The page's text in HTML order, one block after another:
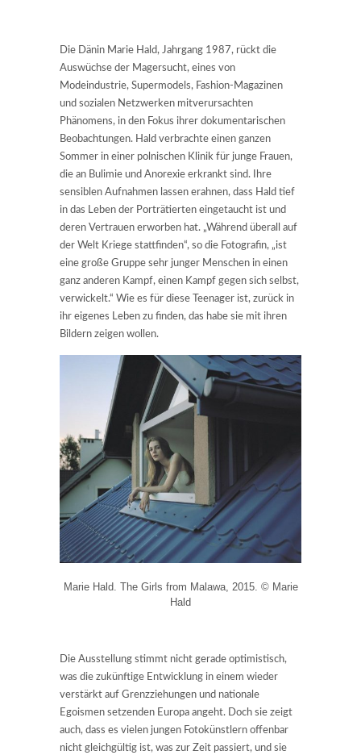
Die Dänin Marie Hald, Jahrgang 1987, rückt die
Auswüchse der Magersucht, eines von
Modeindustrie, Supermodels, Fashion-Magazinen
und sozialen Netzwerken mitverursachten
Phänomens, in den Fokus ihrer dokumentarischen
Beobachtungen. Hald verbrachte einen ganzen
Sommer in einer polnischen Klinik für junge Frauen,
die an Bulimie und Anorexie erkrankt sind. Ihre
sensiblen Aufnahmen lassen erahnen, dass Hald tief
in das Leben der Porträtierten eingetaucht ist und
deren Vertrauen erworben hat. „Während überall auf
der Welt Kriege stattfinden“, so die Fotografin, „ist
eine große Gruppe sehr junger Menschen in einen
ganz anderen Kampf, einen Kampf gegen sich selbst,
verwickelt.“ Wie es für diese Teenager ist, zurück in
ihr eigenes Leben zu finden, das habe sie mit ihren
Bildern zeigen wollen.
Marie Hald. The Girls from Malawa, 2015. © Marie
Hald
Die Ausstellung stimmt nicht gerade optimistisch,
was die zukünftige Entwicklung in einem wieder
verstärkt auf Grenzziehungen und nationale
Egoismen setzenden Europa angeht. Doch sie zeigt
auch, dass es vielen jungen Fotokünstlern offenbar
nicht gleichgültig ist, was zur Zeit passiert, und sie